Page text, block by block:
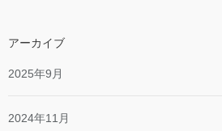
アーカイブ
2025年9月
2024年11月